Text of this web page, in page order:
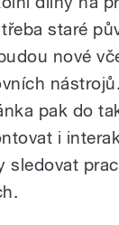
staré
nové
pak do
i
sledovat